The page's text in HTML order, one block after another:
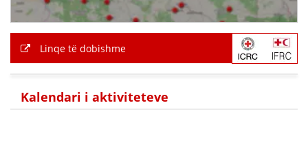
Linqe të dobishme
Kalendari i aktiviteteve